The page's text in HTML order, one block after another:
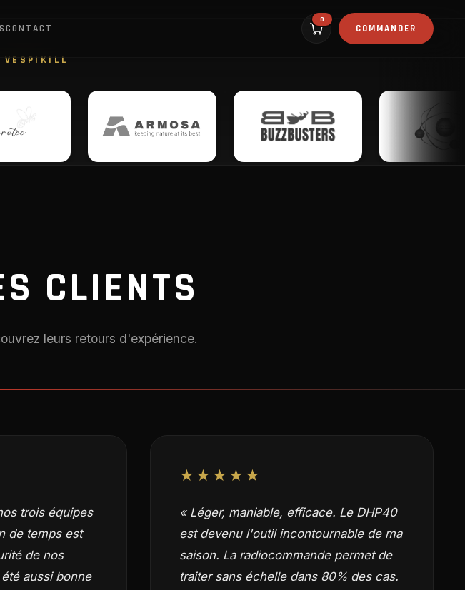
CONTACT
0
COMMANDER
VESPIKILL
CLIENTS
leurs retours d'expérience.
trois équipes
de temps est
de nos
aussi bonne
★★★★★
« Léger, maniable, efficace. Le DHP40
est devenu l'outil incontournable de ma
saison. La radiocommande permet de
traiter sans échelle dans 80% des cas.